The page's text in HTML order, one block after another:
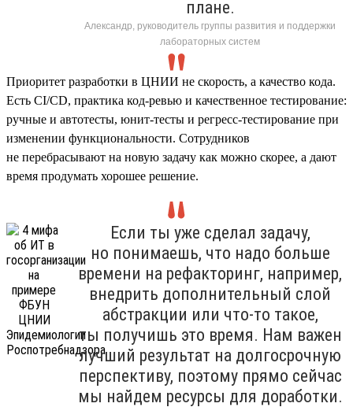
плане.
Александр, руководитель группы развития и поддержки
лабораторных систем
Приоритет разработки в ЦНИИ не скорость, а качество кода.
Есть CI/CD, практика код-ревью и качественное тестирование:
ручные и автотесты, юнит-тесты и регресс-тестирование при
изменении функциональности. Сотрудников
не перебрасывают на новую задачу как можно скорее, а дают
время продумать хорошее решение.
Если ты уже сделал задачу,
но понимаешь, что надо больше
времени на рефакторинг, например,
внедрить дополнительный слой
абстракции или что-то такое,
ты получишь это время. Нам важен
лучший результат на долгосрочную
перспективу, поэтому прямо сейчас
мы найдем ресурсы для доработки.